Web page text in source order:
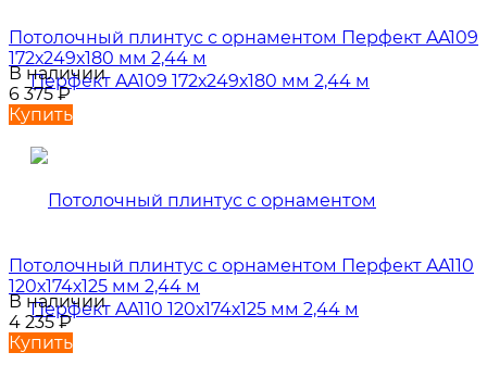
Потолочный плинтус с орнаментом Перфект AA109
172х249х180 мм 2,44 м
В наличии
6 375₽
Купить
Потолочный плинтус с орнаментом Перфект AA110
120х174х125 мм 2,44 м
В наличии
4 235₽
Купить